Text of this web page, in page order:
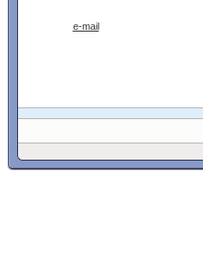
e-mail